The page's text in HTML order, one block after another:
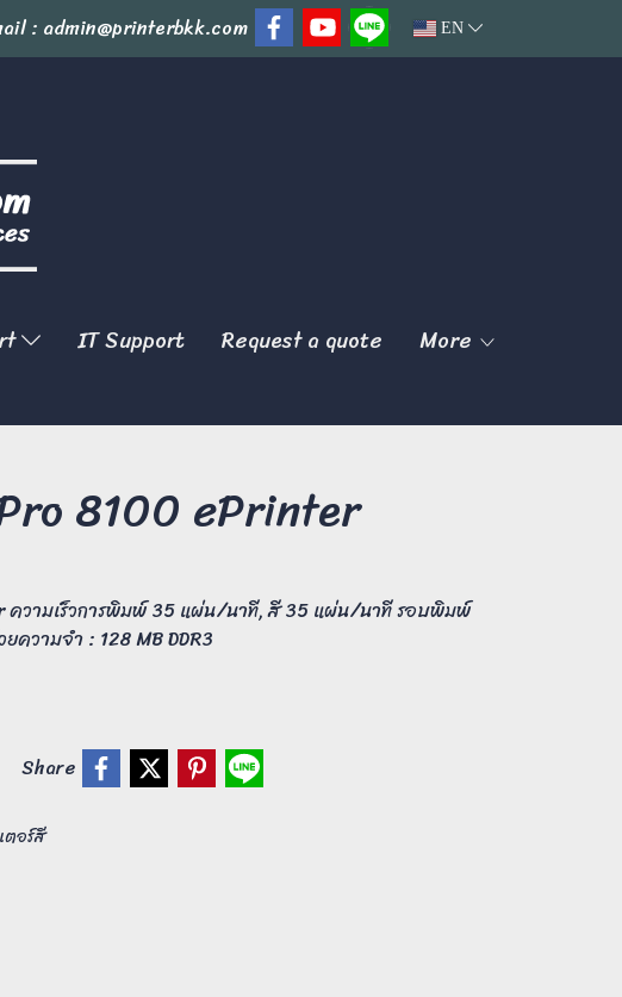
: admin@printerbkk.com EN
IT Support Request a quote More
8100 ePrinter
วามเร็วการพิมพ์ 35 แผ่น/นาที, สี 35 แผ่น/นาที รอบพิมพ์
วามจำ : 128 MB DDR3
Share
ตอร์สี